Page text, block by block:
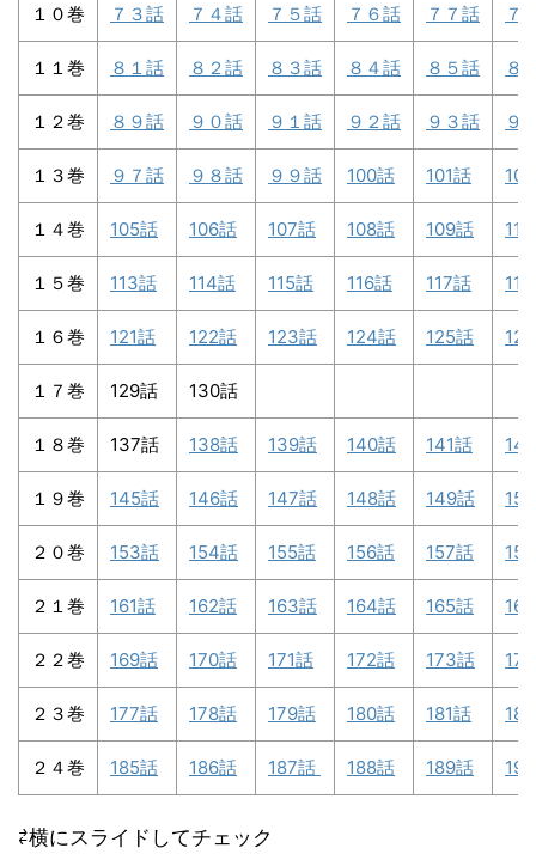
１０巻 ７３話 ７４話 ７５話 ７６話 ７７話 ７
１１巻 ８１話 ８２話 ８３話 ８４話 ８５話 ８
１２巻 ８９話 ９０話 ９１話 ９２話 ９３話 ９
１３巻 ９７話 ９８話 ９９話 100話 101話
１４巻 105話 106話 107話 108話 109話
１５巻 113話 114話 115話 116話 117話
１６巻 121話 122話 123話 124話 125話
１７巻 129話 130話
１８巻 137話 138話 139話 140話 141話
１９巻 145話 146話 147話 148話 149話
２０巻 153話 154話 155話 156話 157話
２１巻 161話 162話 163話 164話 165話
２２巻 169話 170話 171話 172話 173話
２３巻 177話 178話 179話 180話 181話
２４巻 185話 186話 187話 188話 189話
⇄横にスライドしてチェック